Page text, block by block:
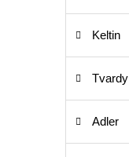
Keltin
Tvardy
Adler